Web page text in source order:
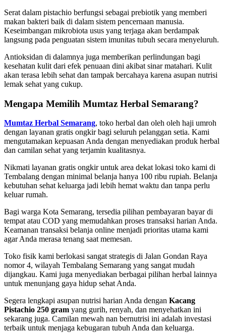
Serat dalam pistachio berfungsi sebagai prebiotik yang memberi
makan bakteri baik di dalam sistem pencernaan manusia.
Keseimbangan mikrobiota usus yang terjaga akan berdampak
langsung pada penguatan sistem imunitas tubuh secara menyeluruh.
Antioksidan di dalamnya juga memberikan perlindungan bagi
kesehatan kulit dari efek penuaan dini akibat sinar matahari. Kulit
akan terasa lebih sehat dan tampak bercahaya karena asupan nutrisi
lemak sehat yang cukup.
Mengapa Memilih Mumtaz Herbal Semarang?
Mumtaz Herbal Semarang, toko herbal dan oleh oleh haji umroh
dengan layanan gratis ongkir bagi seluruh pelanggan setia. Kami
mengutamakan kepuasan Anda dengan menyediakan produk herbal
dan camilan sehat yang terjamin kualitasnya.
Nikmati layanan gratis ongkir untuk area dekat lokasi toko kami di
Tembalang dengan minimal belanja hanya 100 ribu rupiah. Belanja
kebutuhan sehat keluarga jadi lebih hemat waktu dan tanpa perlu
keluar rumah.
Bagi warga Kota Semarang, tersedia pilihan pembayaran bayar di
tempat atau COD yang memudahkan proses transaksi harian Anda.
Keamanan transaksi belanja online menjadi prioritas utama kami
agar Anda merasa tenang saat memesan.
Toko fisik kami berlokasi sangat strategis di Jalan Gondan Raya
nomor 4, wilayah Tembalang Semarang yang sangat mudah
dijangkau. Kami juga menyediakan berbagai pilihan herbal lainnya
untuk menunjang gaya hidup sehat Anda.
Segera lengkapi asupan nutrisi harian Anda dengan Kacang
Pistachio 250 gram yang gurih, renyah, dan menyehatkan ini
sekarang juga. Camilan mewah nan bernutrisi ini adalah investasi
terbaik untuk menjaga kebugaran tubuh Anda dan keluarga.